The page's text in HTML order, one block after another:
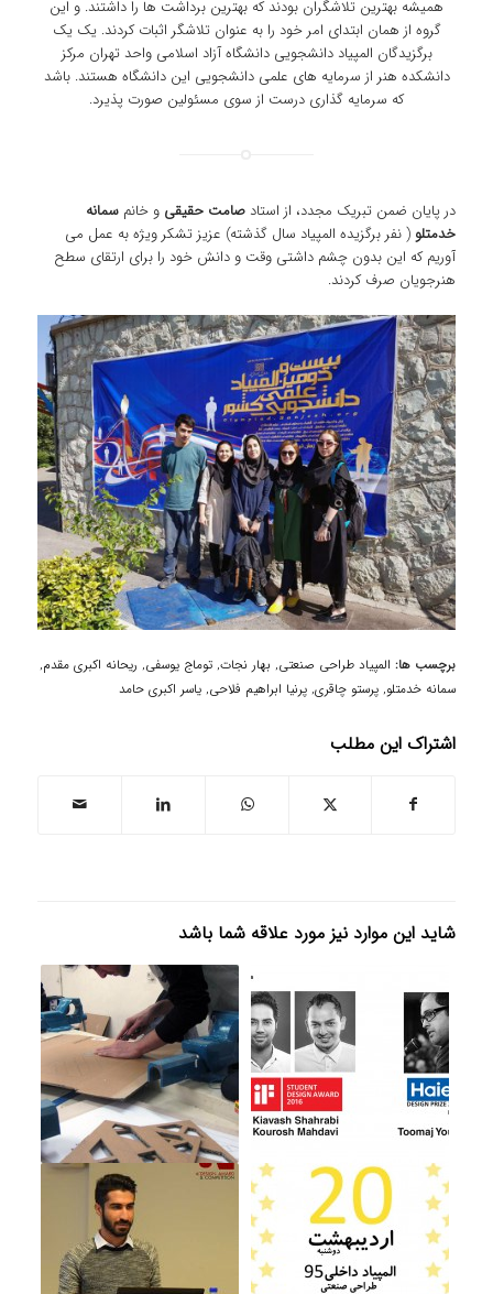
همیشه بهترین تلاشگران بودند که بهترین برداشت ها را داشتند. و این
گروه از همان ابتدای امر خود را به عنوان تلاشگر اثبات کردند. یک یک
برگزیدگان المپیاد دانشجویی دانشگاه آزاد اسلامی واحد تهران مرکز
دانشکده هنر از سرمایه های علمی دانشجویی این دانشگاه هستند. باشد
که سرمایه گذاری درست از سوی مسئولین صورت پذیرد.
در پایان ضمن تبریک مجدد، از استاد صامت حقیقی و خانم سمانه
خدمتلو ( نفر برگزیده المپیاد سال گذشته) عزیز تشکر ویژه به عمل می
آوریم که این بدون چشم داشتی وقت و دانش خود را برای ارتقای سطح
هنرجویان صرف کردند.
برچسب ها: المپیاد طراحی صنعتی, بهار نجات, توماج یوسفی, ریحانه اکبری مقدم,
سمانه خدمتلو, پرستو چاقری, پرنیا ابراهیم فلاحی, یاسر اکبری حامد
اشتراک این مطلب
شاید این موارد نیز مورد علاقه شما باشد